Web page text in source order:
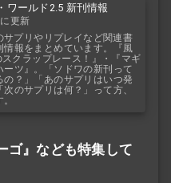
ワールド2.5 新刊情報
更新
サプリやリプレイなど関連書
情報をまとめています。『風
スクラップレース！』・『マギ
ーツ』。「ソドワの新刊って
の？」「あのサプリはいつ発
次のサプリは何？」って方、
ゴ』なども特集して